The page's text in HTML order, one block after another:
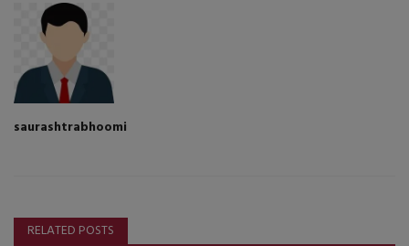
saurashtrabhoomi
RELATED POSTS